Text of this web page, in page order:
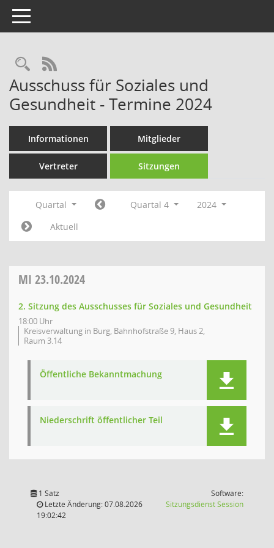
Toggle navigation
Rechercheauswahl
RSS-Feed
Ausschuss für Soziales und
Gesundheit - Termine 2024
Informationen Mitglieder
Vertreter Sitzungen
Quartal Quartal 4
2024
Aktuell
MI 23.10.2024
2. Sitzung des Ausschusses für Soziales und Gesundheit
18:00 Uhr
Kreisverwaltung in Burg, Bahnhofstraße 9, Haus 2,
Raum 3.14
Öffentliche Bekanntmachung
Niederschrift öffentlicher Teil
1 Satz
Letzte Änderung: 07.08.2026
19:02:42
Software:
SitzungsdienstSession(Wird in